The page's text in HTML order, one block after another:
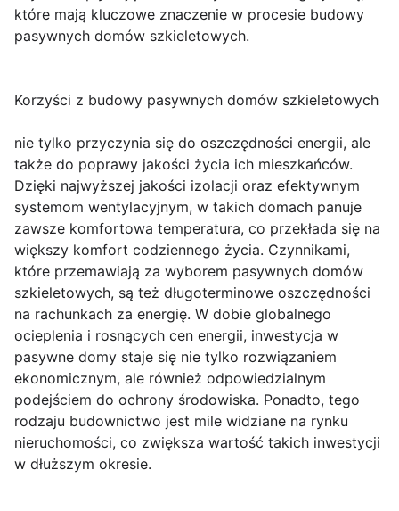
które mają kluczowe znaczenie w procesie budowy
pasywnych domów szkieletowych.
Korzyści z budowy pasywnych domów szkieletowych
nie tylko przyczynia się do oszczędności energii, ale
także do poprawy jakości życia ich mieszkańców.
Dzięki najwyższej jakości izolacji oraz efektywnym
systemom wentylacyjnym, w takich domach panuje
zawsze komfortowa temperatura, co przekłada się na
większy komfort codziennego życia. Czynnikami,
które przemawiają za wyborem pasywnych domów
szkieletowych, są też długoterminowe oszczędności
na rachunkach za energię. W dobie globalnego
ocieplenia i rosnących cen energii, inwestycja w
pasywne domy staje się nie tylko rozwiązaniem
ekonomicznym, ale również odpowiedzialnym
podejściem do ochrony środowiska. Ponadto, tego
rodzaju budownictwo jest mile widziane na rynku
nieruchomości, co zwiększa wartość takich inwestycji
w dłuższym okresie.